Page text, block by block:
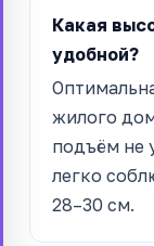
Какая
удобной?
жилого
подъём не
легко
28–30 см.